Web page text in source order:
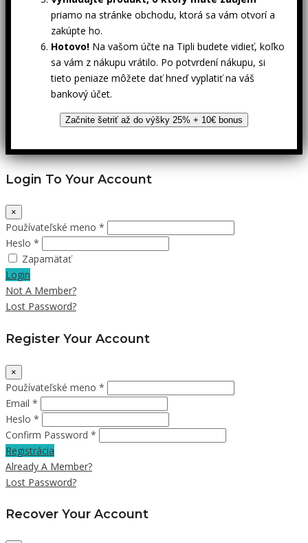
priamo na stránke obchodu, ktorá sa vám otvorí a
zakúpte ho.
Hotovo! Na vašom účte na Tipli budete vidieť, koľko
sa vám z nákupu vrátilo. Po potvrdení nákupu, si
tieto peniaze môžete dať hneď vyplatiť na váš
bankový účet.
Začnite šetriť až do výšky 25% + 10€ bonus
Login To Your Account
×
Používateľské meno *
Heslo *
Zapamätať
Login
Not A Member?
Lost Password?
Register Your Account
×
Používateľské meno *
Email *
Heslo *
Confirm Password *
Registrácia
Already A Member?
Lost Password?
Recover Your Account